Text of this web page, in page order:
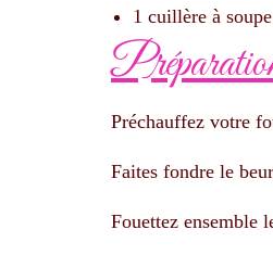
1 cuillère à
Préchauffez votre
Faites fondre le
Fouettez ensemble